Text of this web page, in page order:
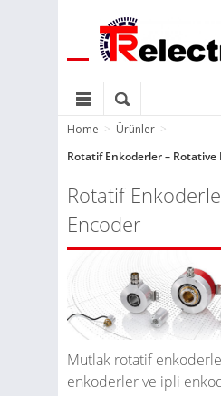
Home > Ürünler >
Rotatif Enkoderler – Rotative
Rotatif
Encoder
Mutlak rotatif
enkoderler ve ipli